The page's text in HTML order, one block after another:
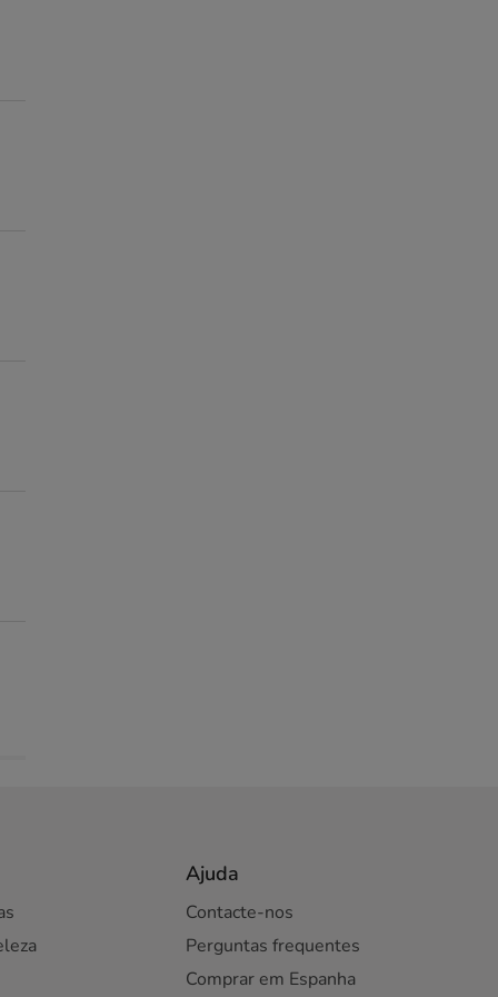
Ajuda
Contacte-nos
Perguntas frequentes
Comprar em Espanha